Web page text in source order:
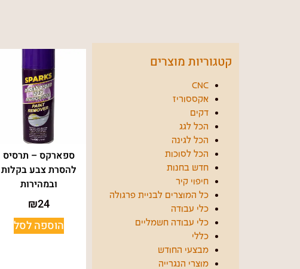
קטגוריות מוצרים
CNC
אקססוריז
דקים
הכל לגג
הכל לגינה
הכל לסוכות
חדש בחנות
חיפוי קיר
כל המוצרים לבניית פרגולה
כלי עבודה
כלי עבודה חשמליים
כללי
מבצעי החודש
מוצרי הנגרייה
ספארקס – תרסיס
להסרת צבע בקלות
ובמהירות
₪24
הוספה לסל